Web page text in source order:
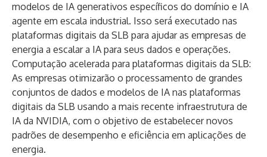
modelos de IA generativos específicos do domínio e IA
agente em escala industrial. Isso será executado nas
plataformas digitais da SLB para ajudar as empresas de
energia a escalar a IA para seus dados e operações.
Computação acelerada para plataformas digitais da SLB:
As empresas otimizarão o processamento de grandes
conjuntos de dados e modelos de IA nas plataformas
digitais da SLB usando a mais recente infraestrutura de
IA da NVIDIA, com o objetivo de estabelecer novos
padrões de desempenho e eficiência em aplicações de
energia.